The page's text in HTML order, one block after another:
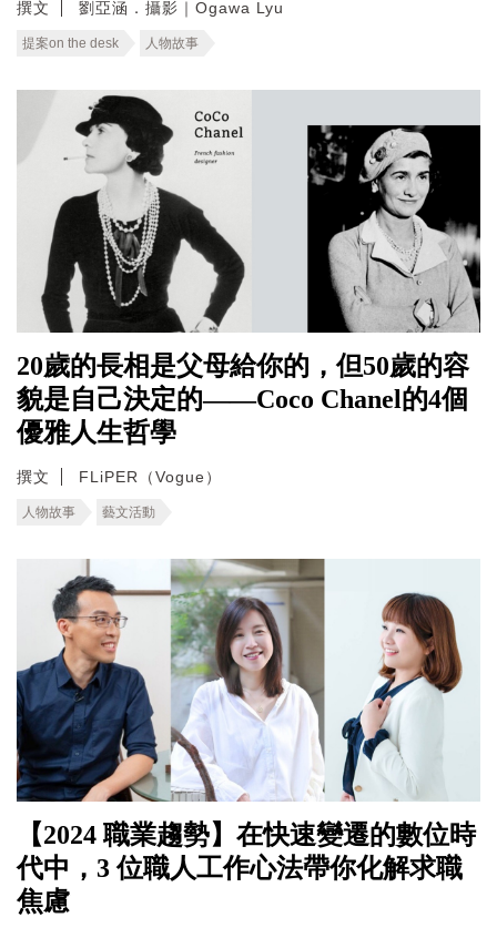
撰文 劉亞涵．攝影｜Ogawa Lyu
提案on the desk 人物故事
20歲的長相是父母給你的，但50歲的容
貌是自己決定的——Coco Chanel的4個
優雅人生哲學
撰文 FLiPER（Vogue）
人物故事 藝文活動
【2024 職業趨勢】在快速變遷的數位時
代中，3 位職人工作心法帶你化解求職
焦慮